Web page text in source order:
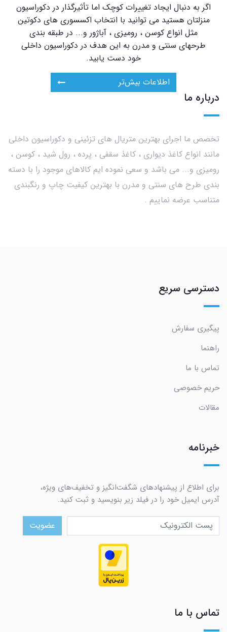
اگر به دنبال ایجاد تغییرات کوچک اما تأثیرگذار در دکوراسیون
منزلتان هستید می توانید با انتخاب اکسسوری های دکوتین
مثل انواع کوسن ، رومیزی ، آباژور و... در طبقه بندی
طرحهای سنتی و مدرن به این هدف در دکوراسیون داخلی
خود دست یابید.
اطلاعات بیش‌تر
درباره ما
تخصص ما اجرای بهترین متریال های تزئینی و دکوراسیون داخلی
مانند انواع کاغذ دیواری ، کاغذ سقفی ، پرده ، رول شید ، کوسن ،
رومیزی و... می باشد و سعی نموده ایم کالاهای موجود را با دسته
بندی طرح های سنتی و مدرن با بهترین کیفیت چاپ و رنگبندی
متناسب عرضه نماییم .
دسترسی سریع
پیگیری سفارش
راهنما
تماس با ما
حریم خصوصی
مقالات
خبرنامه
برای اطلاع از پیشنهادهای شگفت‌انگیز و تخفیف‌های ویژه،
آدرس ایمیل خود را در فیلد زیر بنویسید و ثبت کنید.
عضویت
تماس با ما